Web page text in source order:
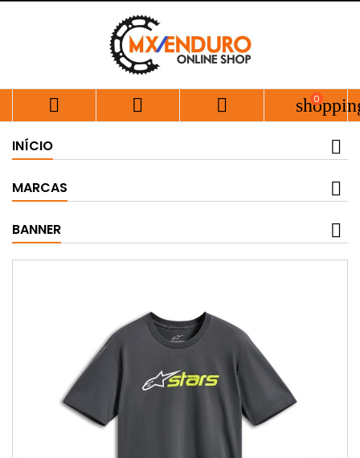
   0
INÍCIO
MARCAS
BANNER